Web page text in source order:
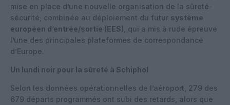
mise en place d’une nouvelle organisation de la sûreté-
sécurité, combinée au déploiement du futur système
européen d’entrée/sortie (EES) , qui a mis à rude épreuve
l’une des principales plateformes de correspondance
d’Europe.
Un lundi noir pour la sûreté à Schiphol
Selon les données opérationnelles de l’aéroport, 279 des
679 départs programmés ont subi des retards, alors que